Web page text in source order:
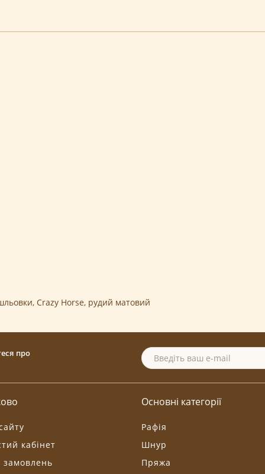
, Crazy Horse, рудий матовий
про
кабінет
замовлень
Основні категорії
Рафія
Шнур
Пряжа